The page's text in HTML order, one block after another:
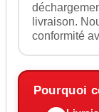
livraison.
conformité
Pourquoi